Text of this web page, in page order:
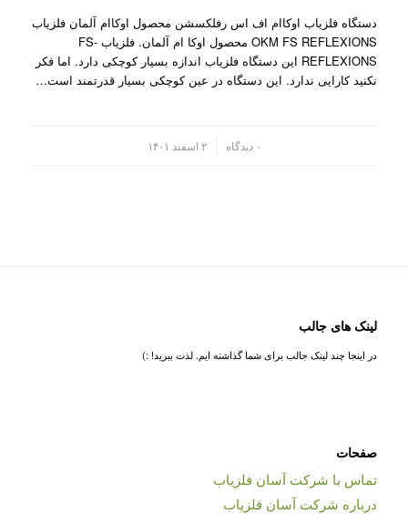
دستگاه فلزیاب اوکاام اف اس رفلکسشن محصول اوکاام آلمان فلزیاب
OKM FS REFLEXIONS محصول اوکا ام آلمان. فلزیاب FS-
REFLEXIONS این دستگاه فلزیاب اندازه بسیار کوچکی دارد. اما فکر
نکنید کارایی ندارد. این دستگاه در عین کوچکی بسیار قدرتمند است…
۰ دیدگاه ۲ اسفند ۱۴۰۱
لینک های جالب
در اینجا چند لینک جالب برای شما گذاشته ایم. لذت ببرید! :)
صفحات
تماس با شرکت آسان فلزیاب
درباره شرکت آسان فلزیاب